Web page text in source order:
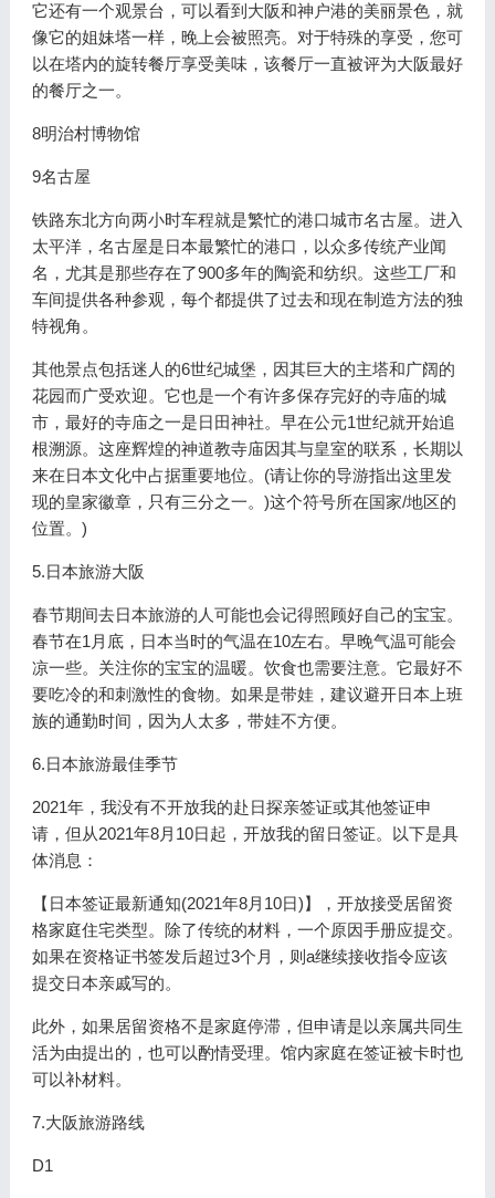
它还有一个观景台，可以看到大阪和神户港的美丽景色，就
像它的姐妹塔一样，晚上会被照亮。对于特殊的享受，您可
以在塔内的旋转餐厅享受美味，该餐厅一直被评为大阪最好
的餐厅之一。
8明治村博物馆
9名古屋
铁路东北方向两小时车程就是繁忙的港口城市名古屋。进入
太平洋，名古屋是日本最繁忙的港口，以众多传统产业闻
名，尤其是那些存在了900多年的陶瓷和纺织。这些工厂和
车间提供各种参观，每个都提供了过去和现在制造方法的独
特视角。
其他景点包括迷人的6世纪城堡，因其巨大的主塔和广阔的
花园而广受欢迎。它也是一个有许多保存完好的寺庙的城
市，最好的寺庙之一是日田神社。早在公元1世纪就开始追
根溯源。这座辉煌的神道教寺庙因其与皇室的联系，长期以
来在日本文化中占据重要地位。(请让你的导游指出这里发
现的皇家徽章，只有三分之一。)这个符号所在国家/地区的
位置。)
5.日本旅游大阪
春节期间去日本旅游的人可能也会记得照顾好自己的宝宝。
春节在1月底，日本当时的气温在10左右。早晚气温可能会
凉一些。关注你的宝宝的温暖。饮食也需要注意。它最好不
要吃冷的和刺激性的食物。如果是带娃，建议避开日本上班
族的通勤时间，因为人太多，带娃不方便。
6.日本旅游最佳季节
2021年，我没有不开放我的赴日探亲签证或其他签证申
请，但从2021年8月10日起，开放我的留日签证。以下是具
体消息：
【日本签证最新通知(2021年8月10日)】，开放接受居留资
格家庭住宅类型。除了传统的材料，一个原因手册应提交。
如果在资格证书签发后超过3个月，则a继续接收指令应该
提交日本亲戚写的。
此外，如果居留资格不是家庭停滞，但申请是以亲属共同生
活为由提出的，也可以酌情受理。馆内家庭在签证被卡时也
可以补材料。
7.大阪旅游路线
D1